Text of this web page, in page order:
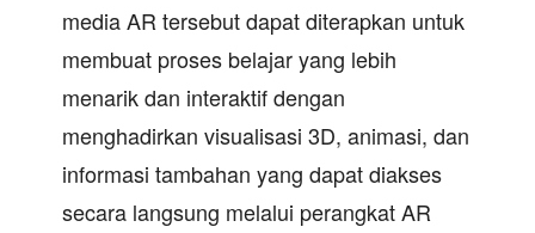
media AR tersebut dapat diterapkan untuk
membuat proses belajar yang lebih
menarik dan interaktif dengan
menghadirkan visualisasi 3D, animasi, dan
informasi tambahan yang dapat diakses
secara langsung melalui perangkat AR